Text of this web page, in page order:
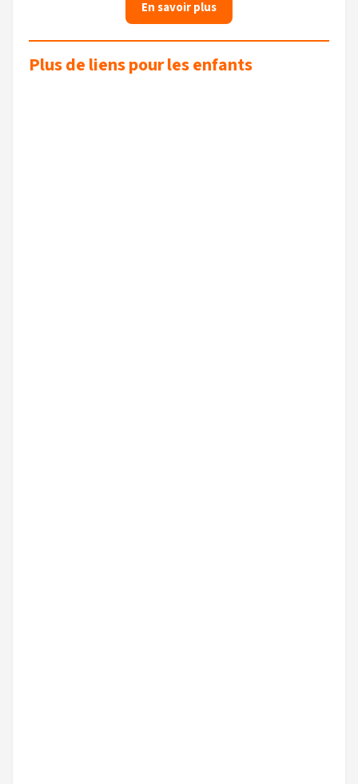
En savoir plus
Plus de liens pour les enfants